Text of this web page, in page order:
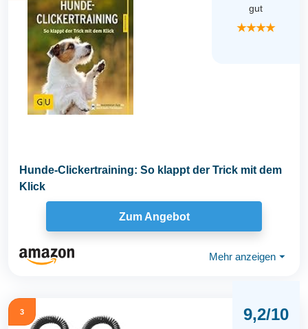
gut
★★★★
Hunde-Clickertraining: So klappt der Trick mit dem
Klick
Zum Angebot
Mehr anzeigen ⏷
3 9,2/10